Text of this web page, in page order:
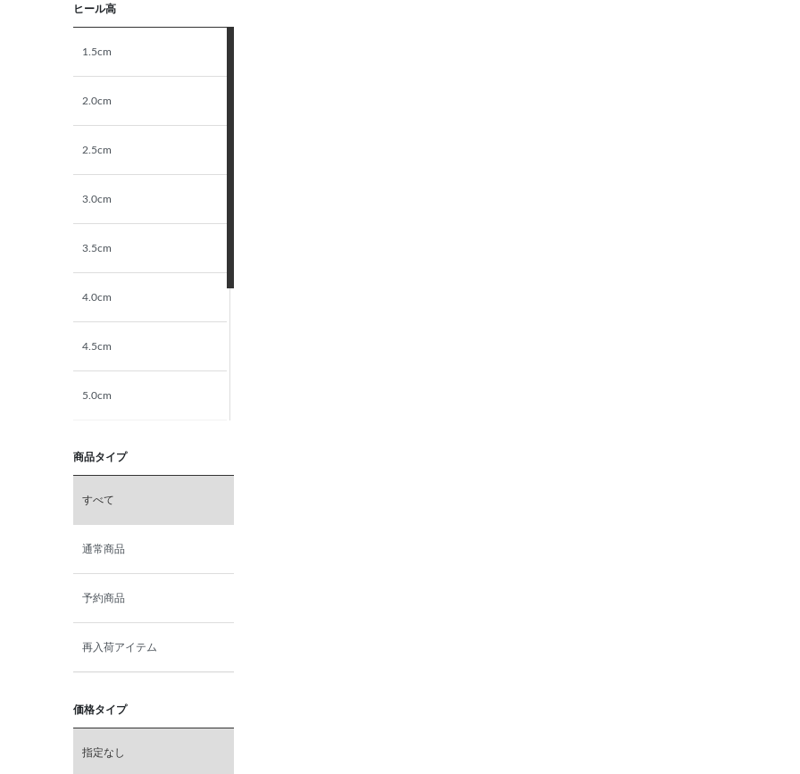
ヒール高
1.5cm
2.0cm
2.5cm
3.0cm
3.5cm
4.0cm
4.5cm
5.0cm
6.0cm
6.5cm
7.0cm
商品タイプ
すべて
通常商品
予約商品
再入荷アイテム
価格タイプ
指定なし